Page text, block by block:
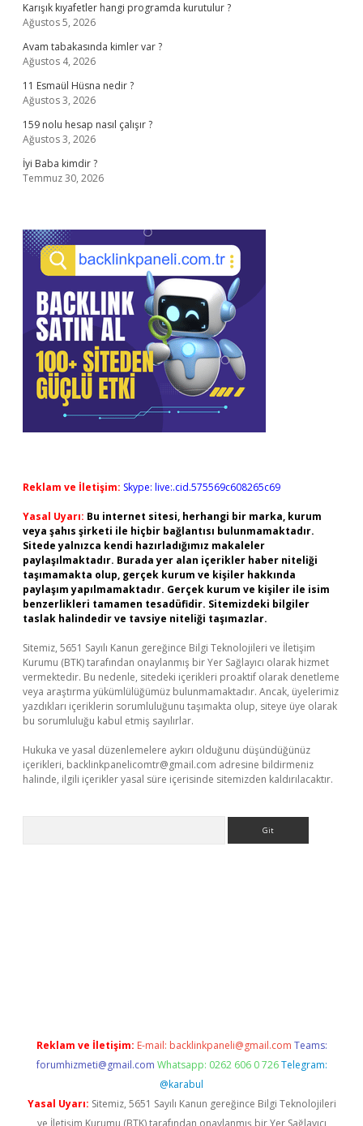
Karışık kıyafetler hangi programda kurutulur ?
Ağustos 5, 2026
Avam tabakasında kimler var ?
Ağustos 4, 2026
11 Esmaül Hüsna nedir ?
Ağustos 3, 2026
159 nolu hesap nasıl çalışır ?
Ağustos 3, 2026
İyi Baba kimdir ?
Temmuz 30, 2026
Reklam ve İletişim: Skype: live:.cid.575569c608265c69
Yasal Uyarı: Bu internet sitesi, herhangi bir marka, kurum
veya şahıs şirketi ile hiçbir bağlantısı bulunmamaktadır.
Sitede yalnızca kendi hazırladığımız makaleler
paylaşılmaktadır. Burada yer alan içerikler haber niteliği
taşımamakta olup, gerçek kurum ve kişiler hakkında
paylaşım yapılmamaktadır. Gerçek kurum ve kişiler ile isim
benzerlikleri tamamen tesadüfidir. Sitemizdeki bilgiler
taslak halindedir ve tavsiye niteliği taşımazlar.
Sitemiz, 5651 Sayılı Kanun gereğince Bilgi Teknolojileri ve İletişim
Kurumu (BTK) tarafından onaylanmış bir Yer Sağlayıcı olarak hizmet
vermektedir. Bu nedenle, sitedeki içerikleri proaktif olarak denetleme
veya araştırma yükümlülüğümüz bulunmamaktadır. Ancak, üyelerimiz
yazdıkları içeriklerin sorumluluğunu taşımakta olup, siteye üye olarak
bu sorumluluğu kabul etmiş sayılırlar.
Hukuka ve yasal düzenlemelere aykırı olduğunu düşündüğünüz
içerikleri, backlinkpanelicomtr@gmail.com adresine bildirmeniz
halinde, ilgili içerikler yasal süre içerisinde sitemizden kaldırılacaktır.
Reklam ve İletişim: E-mail: backlinkpaneli@gmail.com Teams:
forumhizmeti@gmail.com Whatsapp: 0262 606 0 726 Telegram:
@karabul
Yasal Uyarı: Sitemiz, 5651 Sayılı Kanun gereğince Bilgi Teknolojileri
ve İletişim Kurumu (BTK) tarafından onaylanmış bir Yer Sağlayıcı